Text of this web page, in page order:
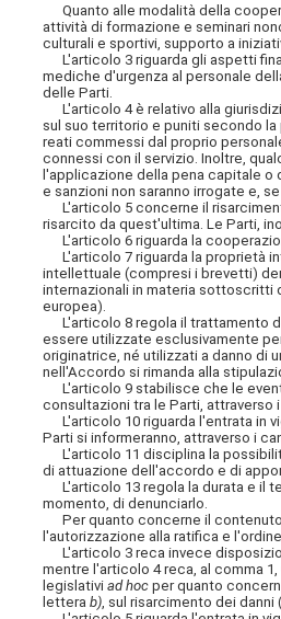
Quanto alle modalità della
attività di formazione e seminari
culturali e sportivi, supporto a
L'articolo 3 riguarda gli aspetti
mediche d'urgenza al personale
delle Parti.
L'articolo 4 è relativo alla
sul suo territorio e puniti secondo
reati commessidal proprio
connessi con il servizio. Inoltre,
l'applicazione della pena capitale
e sanzioni non saranno irrogate e,
L'articolo 5 concerne il
risarcito da quest'ultima. Le Parti,
L'articolo 6 riguarda la
L'articolo 7 riguarda la proprietà
intellettuale (compresi i brevetti)
internazionali in materia sottoscritti
europea).
L'articolo 8 regola il trattamento
essere utilizzate esclusivamente
originatrice, né utilizzati a danno di
nell'Accordo si rimanda alla
L'articolo 9 stabilisce che le
consultazioni tra le Parti, attraverso
L'articolo 10 riguarda l'entrata in
Parti si informeranno, attraverso i
L'articolo 11 disciplina la
di attuazione dell'accordo e di
L'articolo 13 regola la durata e il
momento, di denunciarlo.
Per quanto concerne il contenuto
l'autorizzazione alla ratifica e
L'articolo 3 reca invece
mentre l'articolo 4 reca, al comma
legislativiad hoc per quanto
letterab) , sul risarcimento dei